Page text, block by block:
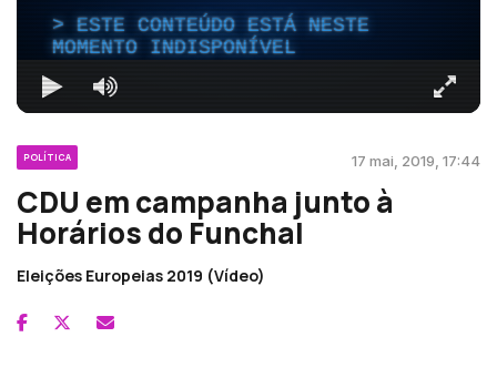
ESTE CONTEÚDO ESTÁ NESTE
MOMENTO INDISPONÍVEL
POLÍTICA 17 mai, 2019, 17:44
CDU em campanha junto à
Horários do Funchal
Eleições Europeias 2019 (Vídeo)